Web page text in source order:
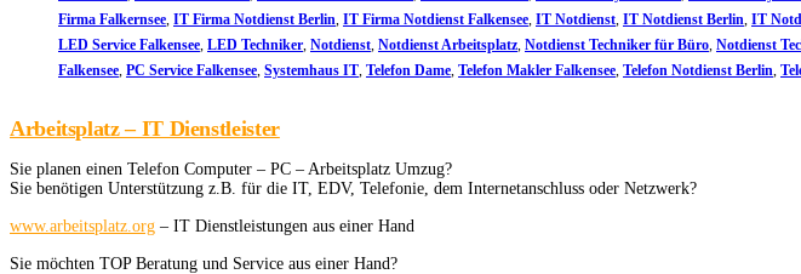
Firma Falkernsee IT Firma Notdienst Berlin IT Firma Notdienst Falkensee IT Notdienst IT Notdienst Berlin IT
LED Service Falkensee LED Techniker Notdienst Notdienst Arbeitsplatz Notdienst Techniker für Büro Notdienst
Falkensee PC Service Falkensee Systemhaus IT Telefon Dame Telefon Makler Falkensee Telefon Notdienst Berlin
Arbeitsplatz – IT Dienstleister
Sie planen einen Telefon Computer – PC – Arbeitsplatz Umzug?
Sie benötigen Unterstützung z.B. für die IT, EDV, Telefonie, dem Internetanschluss oder Netzwerk?
www.arbeitsplatz.org – IT Dienstleistungen aus einer Hand
Sie möchten TOP Beratung und Service aus einer Hand?